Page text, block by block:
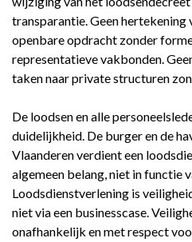
transparantie. Geen
openbare opdracht zonder
representatieve vakbonden.
taken naar private structuren
De loodsen en alle
duidelijkheid. De burger en de
Vlaanderen verdient een
algemeen belang, niet in functie
Loodsdienstverlening is
niet via een businesscase.
onafhankelijk en met respect